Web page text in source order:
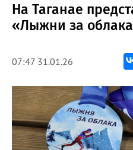
На Таганае
«Лыжни за
07:47 31.01.26